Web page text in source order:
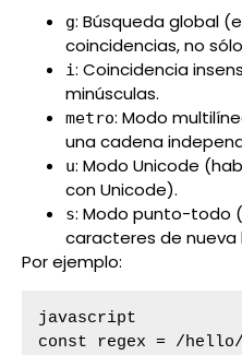
g: Búsqueda global
coincidencias, no
i: Coincidencia
minúsculas.
metro: Modo
una cadena
u: Modo Unicode
con Unicode).
s: Modo punto-todo
caracteres de nueva
Por ejemplo:
javascript
const regex = /